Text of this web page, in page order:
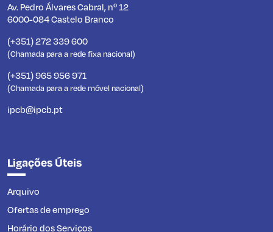
Av. Pedro Álvares Cabral, nº 12
6000-084 Castelo Branco
(+351) 272 339 600
(Chamada para a rede fixa nacional)
(+351) 965 956 971
(Chamada para a rede móvel nacional)
ipcb@ipcb.pt
Ligações Úteis
Arquivo
Ofertas de emprego
Horário dos Serviços